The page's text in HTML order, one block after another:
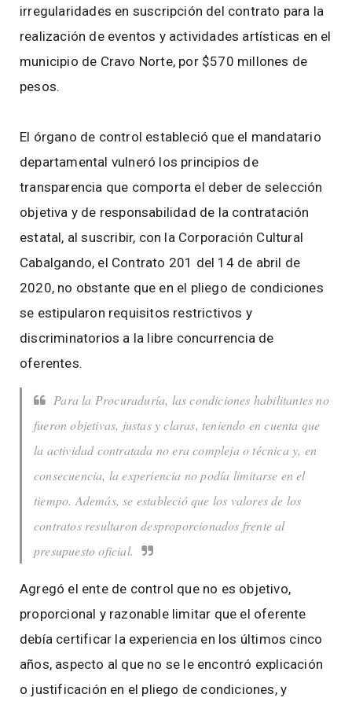
irregularidades en suscripción del contrato para la
realización de eventos y actividades artísticas en el
municipio de Cravo Norte, por $570 millones de
pesos.
El órgano de control estableció que el mandatario
departamental vulneró los principios de
transparencia que comporta el deber de selección
objetiva y de responsabilidad de la contratación
estatal, al suscribir, con la Corporación Cultural
Cabalgando, el Contrato 201 del 14 de abril de
2020, no obstante que en el pliego de condiciones
se estipularon requisitos restrictivos y
discriminatorios a la libre concurrencia de
oferentes.
Para la Procuraduría, las condiciones habilitantes no
fueron objetivas, justas y claras, teniendo en cuenta que
la actividad contratada no era compleja o técnica y, en
consecuencia, la experiencia no podía limitarse en el
tiempo. Además, se estableció que los valores de los
contratos resultaron desproporcionados frente al
presupuesto oficial.
Agregó el ente de control que no es objetivo,
proporcional y razonable limitar que el oferente
debía certificar la experiencia en los últimos cinco
años, aspecto al que no se le encontró explicación
o justificación en el pliego de condiciones, y